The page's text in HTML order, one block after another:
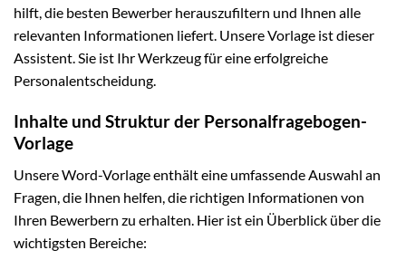
hilft, die besten Bewerber herauszufiltern und Ihnen alle
relevanten Informationen liefert. Unsere Vorlage ist dieser
Assistent. Sie ist Ihr Werkzeug für eine erfolgreiche
Personalentscheidung.
Inhalte und Struktur der Personalfragebogen-
Vorlage
Unsere Word-Vorlage enthält eine umfassende Auswahl an
Fragen, die Ihnen helfen, die richtigen Informationen von
Ihren Bewerbern zu erhalten. Hier ist ein Überblick über die
wichtigsten Bereiche: